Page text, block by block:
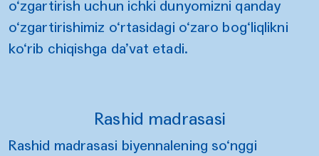
o‘zgartirish uchun ichki dunyomizni qanday
o‘zgartirishimiz o‘rtasidagi o‘zaro bog‘liqlikni
ko‘rib chiqishga da’vat etadi.
Rashid madrasasi
Rashid madrasasi biyennalening so‘nggi